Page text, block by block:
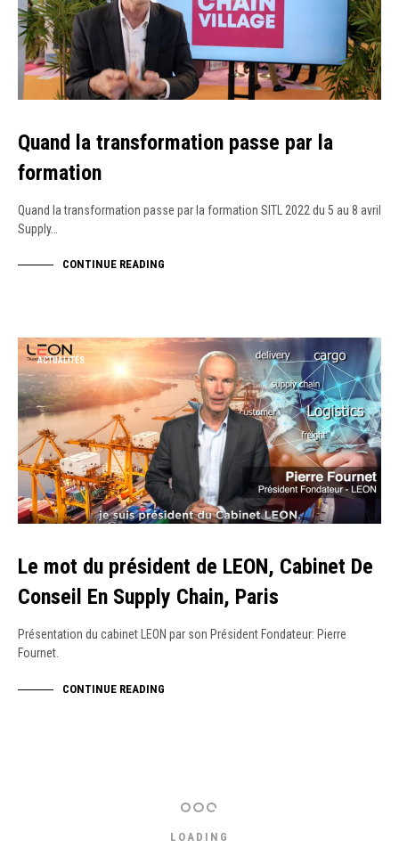
Quand la transformation passe par la
formation
Quand la transformation passe par la formation SITL 2022 du 5 au 8 avril
Supply…
CONTINUE READING
ACTUALITÉS
Le mot du président de LEON, Cabinet De
Conseil En Supply Chain, Paris
Présentation du cabinet LEON par son Président Fondateur: Pierre
Fournet.
CONTINUE READING
LOADING